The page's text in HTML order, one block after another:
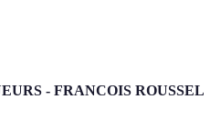
- FRANCOIS ROUSSEL